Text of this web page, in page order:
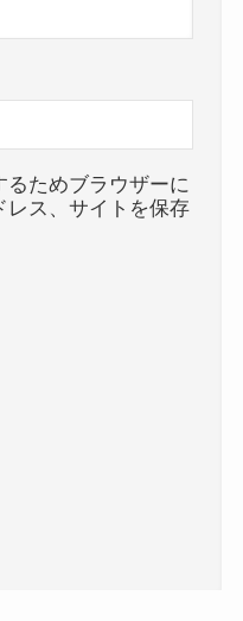
るためブラウザーに
レス、サイトを保存